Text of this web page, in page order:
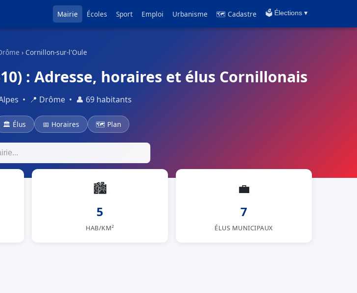
Mairie Écoles Sport Emploi Urbanisme 🗺 Cadastre 🗳️ Élections ▾
› Cornillon-sur-l'Oule
: Adresse, horaires et élus Cornillonais
• 📍 Drôme • 👤 69 habitants
🏛 Élus 📅 Horaires 🗺 Plan
🏙
5
HAB/KM²
💼
7
ÉLUS MUNICIPAUX